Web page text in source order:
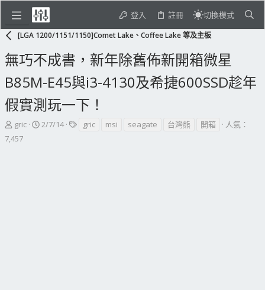
登入 註冊 切換模式
[LGA 1200/1151/1150]Comet Lake、Coffee Lake 等及主板
無巧不成書，新年除舊佈新開箱微星
B85M-E45與i3-4130及希捷600SSD趁年
假實測玩一下！
主
題
gric
開
2/7/14
標gric msi seagate 台灣熊 開箱
人氣：
7,457